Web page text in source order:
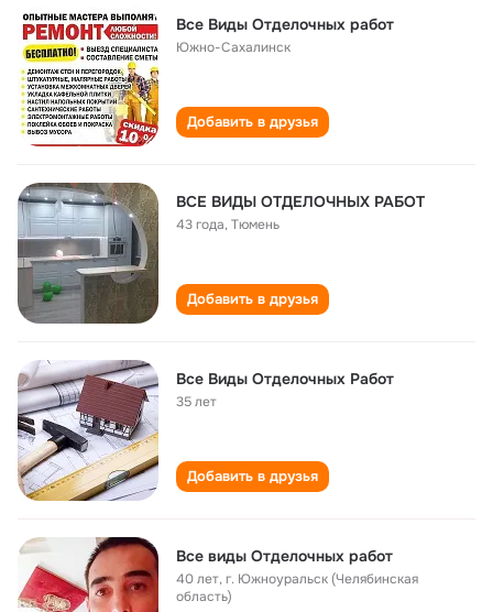
Все Виды Отделочных работ
Южно-Сахалинск
Добавить в друзья
ВСЕ ВИДЫ ОТДЕЛОЧНЫХ РАБОТ
43 года,Тюмень
Добавить в друзья
Все Виды Отделочных Работ
35 лет
Добавить в друзья
Все виды Отделочных работ
40 лет,г. Южноуральск (Челябинская
область)